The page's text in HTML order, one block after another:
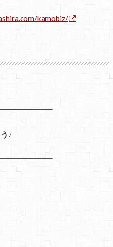
kamobiz/
♪